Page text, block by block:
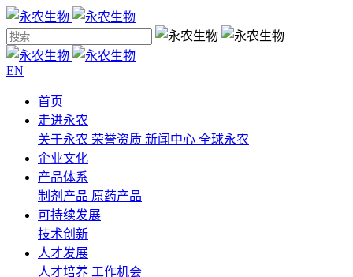
EN
首页
走进永农
关于永农 荣誉资质 新闻中心 全球永农
企业文化
产品体系
制剂产品 原药产品
可持续发展
技术创新
人才发展
人才培养 工作机会